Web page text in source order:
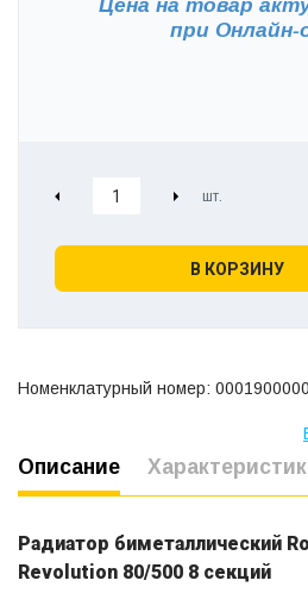
Цена на товар
при
В КОРЗИНУ
Номенклатурный номер:
Описание
Радиатор биметаллический
Revolution 80/500 8 секций